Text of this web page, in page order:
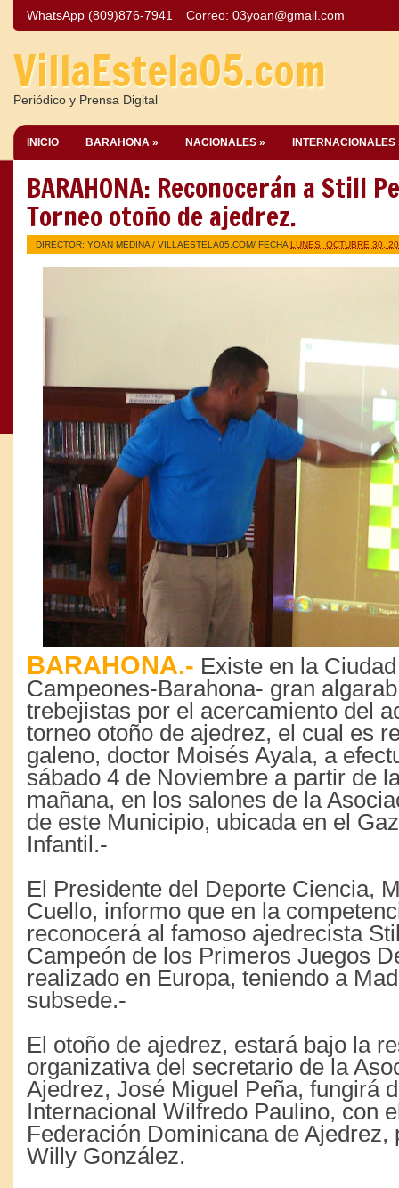
WhatsApp (809)876-7941 Correo: 03yoan@gmail.com
VillaEstela05.com
Periódico y Prensa Digital
INICIO BARAHONA » NACIONALES » INTERNACIONALES
BARAHONA: Reconocerán a Still
Torneo otoño de ajedrez.
DIRECTOR: YOAN MEDINA / VILLAESTELA05.COM/ FECHA LUNES, OCTUBRE 30,
BARAHONA.- Existe en la
Campeones-Barahona- gran
trebejistas por el acercamiento del
torneo otoño de ajedrez, el cual es
galeno, doctor Moisés Ayala, a
sábado 4 de Noviembre a partir de
mañana, en los salones de la
de este Municipio, ubicada en el
Infantil.-
El Presidente del Deporte Ciencia,
Cuello, informo que en la
reconocerá al famoso ajedrecista
Campeón de los Primeros Juegos
realizado en Europa, teniendo a
subsede.-
El otoño de ajedrez, estará bajo la
organizativa del secretario de la
Ajedrez, José Miguel Peña, fungirá
Internacional Wilfredo Paulino, con
Federación Dominicana de Ajedrez,
Willy González.